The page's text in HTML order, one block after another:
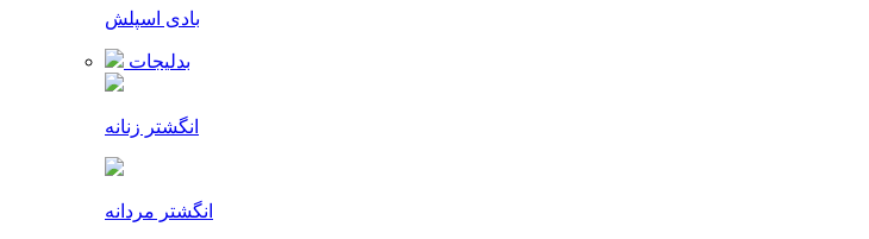
بادی اسپلش
بدلیجات
انگشتر زنانه
انگشتر مردانه